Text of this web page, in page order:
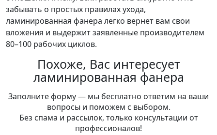
забывать о простых правилах ухода,
ламинированная фанера легко вернет вам свои
вложения и выдержит заявленные производителем
80–100 рабочих циклов.
Похоже, Вас интересует
ламинированная фанера
Заполните форму — мы бесплатно ответим на ваши
вопросы и поможем с выбором.
Без спама и рассылок, только консультации от
профессионалов!